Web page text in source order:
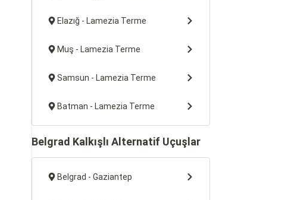
Elazığ - Lamezia Terme
Muş - Lamezia Terme
Samsun - Lamezia Terme
Batman - Lamezia Terme
Belgrad Kalkışlı Alternatif Uçuşlar
Belgrad - Gaziantep